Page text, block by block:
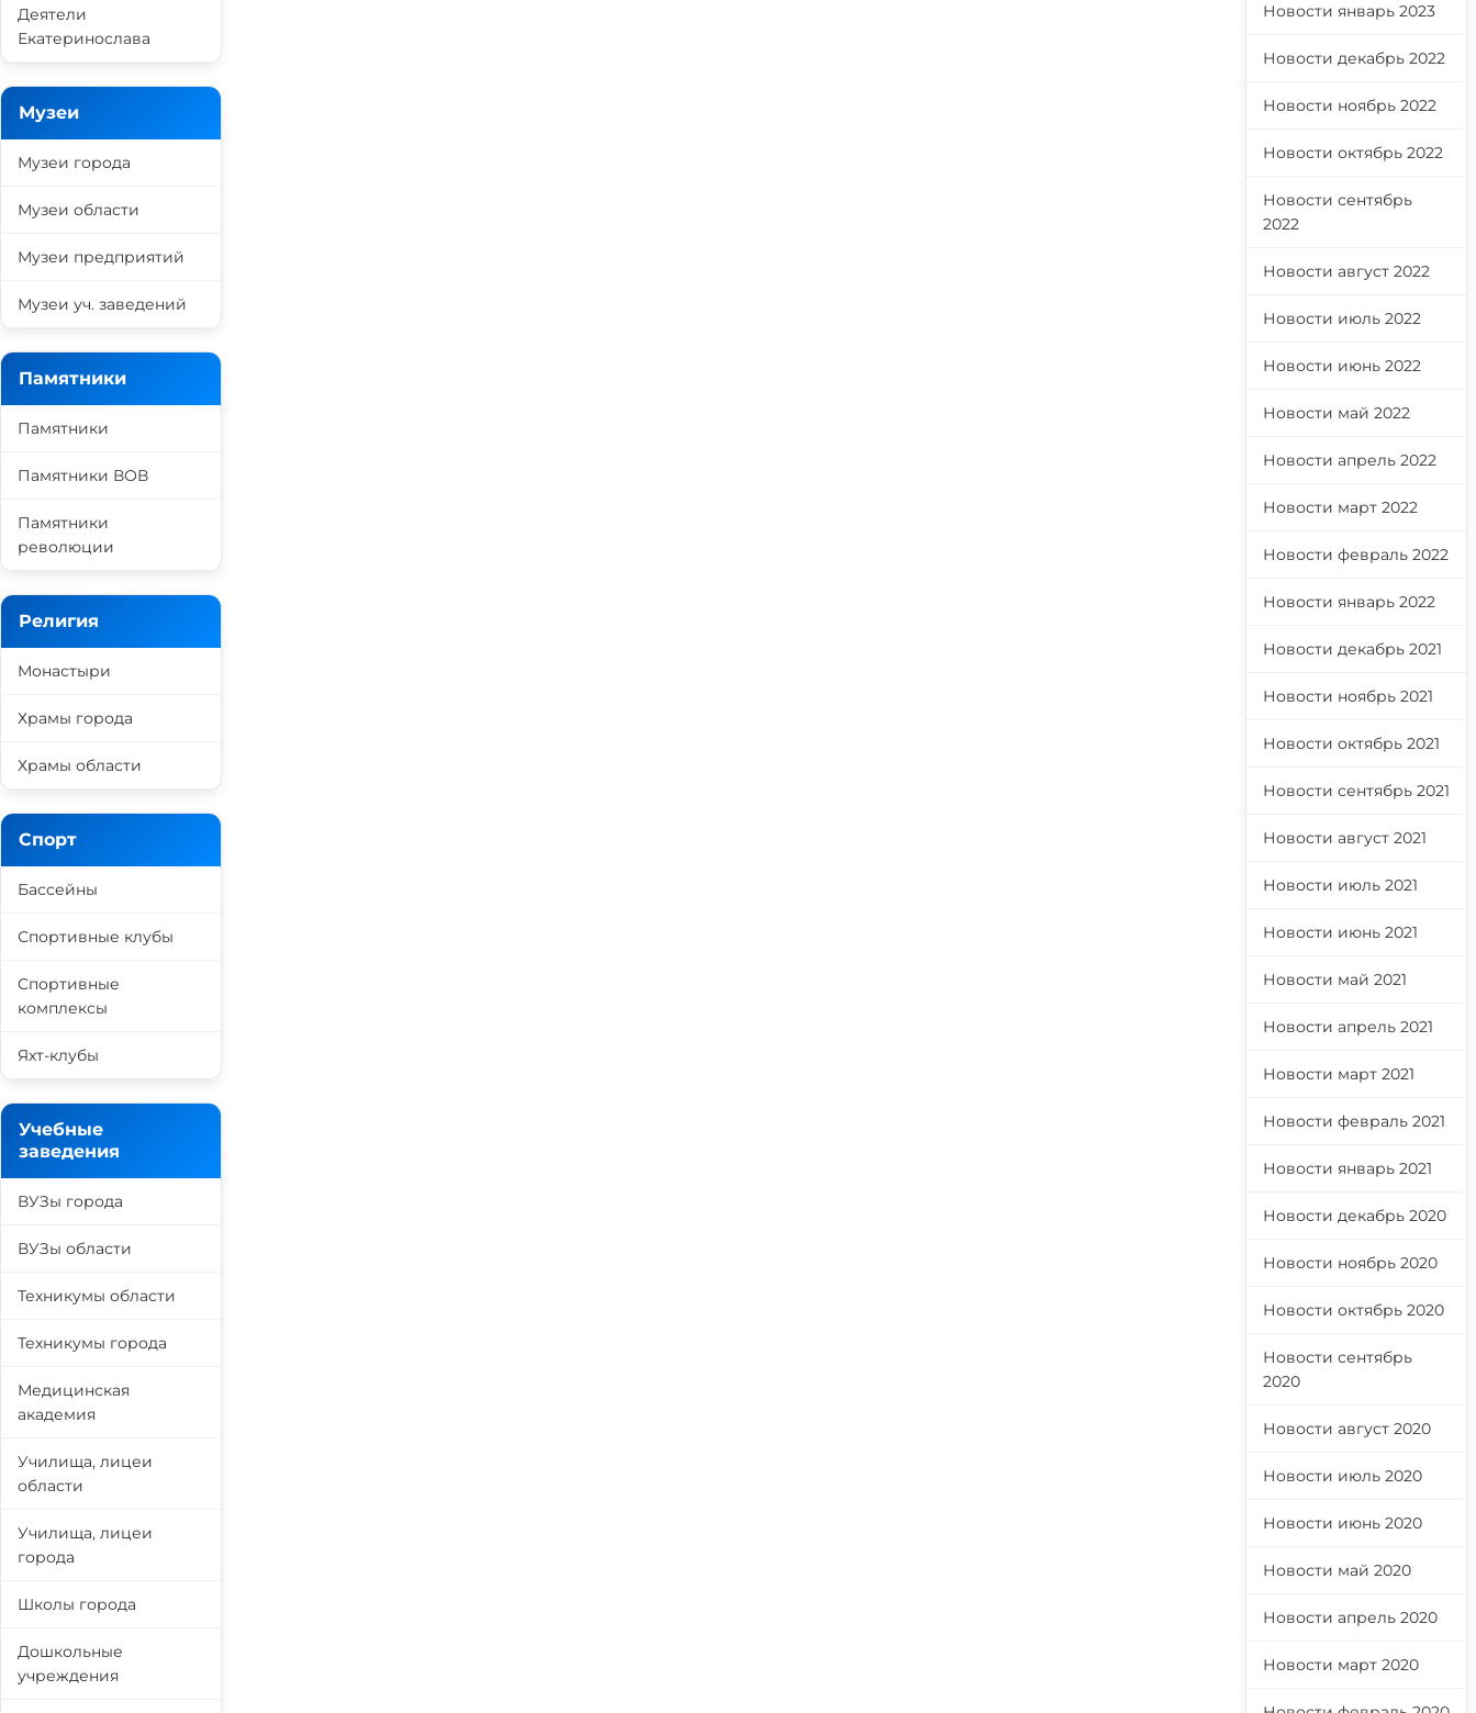
Деятели
Екатеринослава
Музеи
Музеи города
Музеи области
Музеи предприятий
Музеи уч. заведений
Памятники
Памятники
Памятники ВОВ
Памятники
революции
Религия
Монастыри
Храмы города
Храмы области
Спорт
Бассейны
Спортивные клубы
Спортивные
комплексы
Яхт-клубы
Учебные
заведения
ВУЗы города
ВУЗы области
Техникумы области
Техникумы города
Медицинская
академия
Училища, лицеи
области
Училища, лицеи
города
Школы города
Дошкольные
учреждения
Новости январь 2023
Новости декабрь 2022
Новости ноябрь 2022
Новости октябрь 2022
Новости сентябрь
2022
Новости август 2022
Новости июль 2022
Новости июнь 2022
Новости май 2022
Новости апрель 2022
Новости март 2022
Новости февраль 2022
Новости январь 2022
Новости декабрь 2021
Новости ноябрь 2021
Новости октябрь 2021
Новости сентябрь 2021
Новости август 2021
Новости июль 2021
Новости июнь 2021
Новости май 2021
Новости апрель 2021
Новости март 2021
Новости февраль 2021
Новости январь 2021
Новости декабрь 2020
Новости ноябрь 2020
Новости октябрь 2020
Новости сентябрь
2020
Новости август 2020
Новости июль 2020
Новости июнь 2020
Новости май 2020
Новости апрель 2020
Новости март 2020